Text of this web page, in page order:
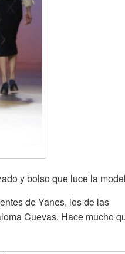
y bolso que luce la
de Yanes, los de las
Cuevas. Hace mucho